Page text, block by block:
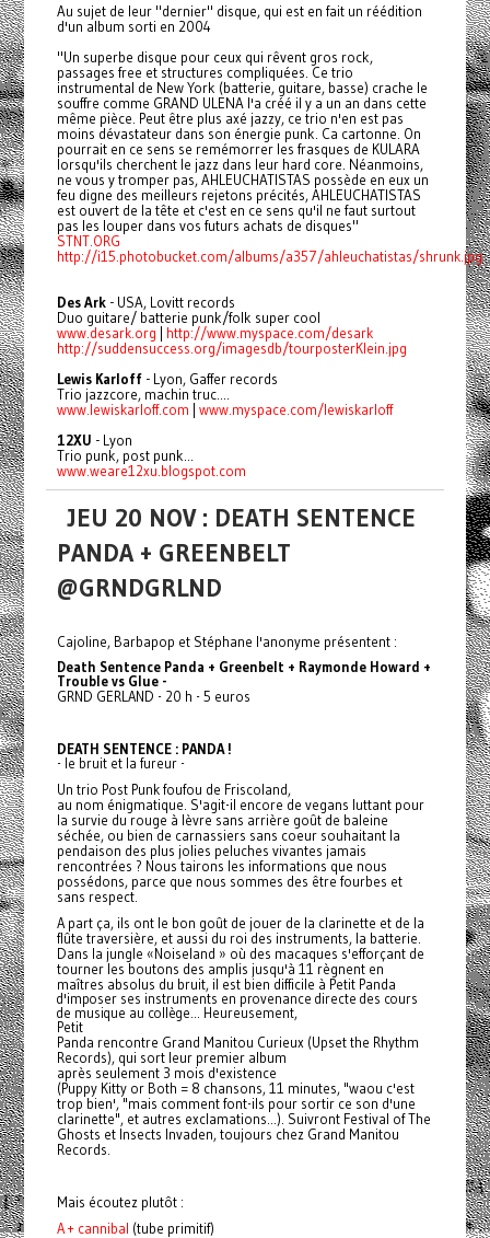
Au sujet de leur "dernier" disque, qui est en fait un réédition
d'un album sorti en 2004
"Un superbe disque pour ceux qui rêvent gros rock,
passages free et structures compliquées. Ce trio
instrumental de New York (batterie, guitare, basse) crache le
souffre comme GRAND ULENA l'a créé il y a un an dans cette
même pièce. Peut être plus axé jazzy, ce trio n'en est pas
moins dévastateur dans son énergie punk. Ca cartonne. On
pourrait en ce sens se remémorrer les frasques de KULARA
lorsqu'ils cherchent le jazz dans leur hard core. Néanmoins,
ne vous y tromper pas, AHLEUCHATISTAS possède en eux un
feu digne des meilleurs rejetons précités, AHLEUCHATISTAS
est ouvert de la tête et c'est en ce sens qu'il ne faut surtout
pas les louper dans vos futurs achats de disques"
STNT.ORG
http://i15.photobucket.com/albums/a357/ahleuchatistas/shrunk.jpg
Des Ark- USA, Lovitt records
Duo guitare/ batterie punk/folk super cool
www.desark.org
http://www.myspace.com/desark
http://suddensuccess.org/imagesdb/tourposterKlein.jpg
Lewis Karloff - Lyon, Gaffer records
Trio jazzcore, machin truc....
www.lewiskarloff.com
www.myspace.com/lewiskarloff
12XU - Lyon
Trio punk, post punk...
www.weare12xu.blogspot.com
JEU 20 NOV : DEATH SENTENCE
PANDA + GREENBELT
@GRNDGRLND
Cajoline, Barbapop et Stéphane l'anonyme présentent :
Death Sentence Panda + Greenbelt + Raymonde Howard +
Trouble vs Glue-
GRND GERLAND - 20 h - 5 euros
DEATH SENTENCE : PANDA !
- le bruit et la fureur -
Un trio Post Punk foufou de Friscoland,
au nom énigmatique. S'agit-il encore de vegans luttant pour
la survie du rouge à lèvre sans arrière goût de baleine
séchée, ou bien de carnassiers sans coeur souhaitant la
pendaison des plus jolies peluches vivantes jamais
rencontrées ? Nous tairons les informations que nous
possédons, parce que nous sommes des être fourbes et
sans respect.
A part ça, ils ont le bon goût de jouer de la clarinette et de la
flûte traversière, et aussi du roi des instruments, la batterie.
Dans la jungle «Noiseland » où des macaques s'efforçant de
tourner les boutons des amplis jusqu'à 11 règnent en
maîtres absolus du bruit, il est bien difficile à Petit Panda
d'imposer ses instruments en provenance directe des cours
de musique au collège... Heureusement,
Petit
Panda rencontre Grand Manitou Curieux (Upset the Rhythm
Records), qui sort leur premier album
après seulement 3 mois d'existence
(Puppy Kitty or Both = 8 chansons, 11 minutes, "waou c'est
trop bien', "mais comment font-ils pour sortir ce son d'une
clarinette", et autres exclamations...). Suivront Festival of The
Ghosts et Insects Invaden, toujours chez Grand Manitou
Records.
Mais écoutez plutôt :
A + cannibal (tube primitif)